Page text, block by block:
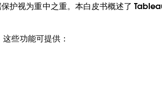
护视为重中之重。本白皮书概述了
些功能可提供：